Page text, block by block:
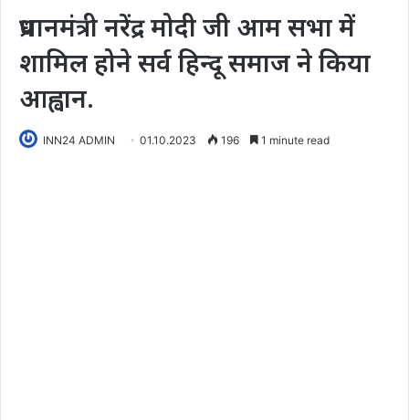
प्रधानमंत्री नरेंद्र मोदी जी आम सभा में
शामिल होने सर्व हिन्दू समाज ने किया
आह्वान.
INN24 ADMIN 01.10.2023 196 1 minute read